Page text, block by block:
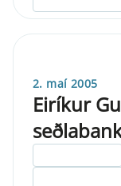
2. maí 2005
Eiríkur